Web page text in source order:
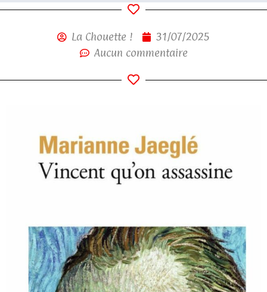
La Chouette !
31/07/2025
Aucun commentaire